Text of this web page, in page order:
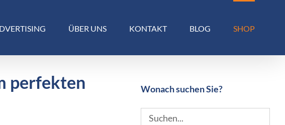
ÜBER UNS KONTAKT BLOG SHOP
perfekten
Wonach suchen Sie?